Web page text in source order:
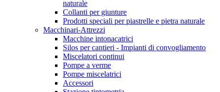
naturale
Collanti per giunture
Prodotti speciali per piastrelle e pietra naturale
Macchinari-Attrezzi
Macchine intonacatrici
Silos per cantieri - Impianti di convogliamento
Miscelatori continui
Pompe a verme
Pompe miscelatrici
Accessori